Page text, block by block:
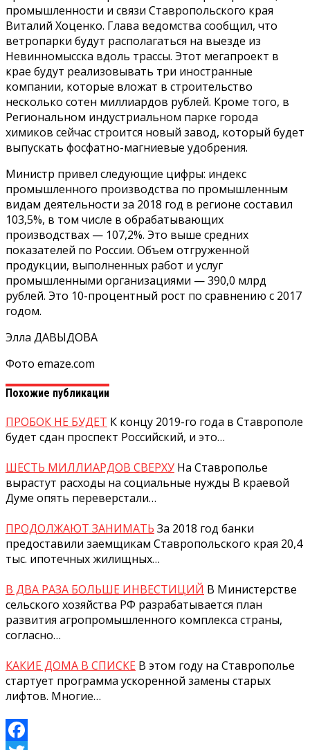
промышленности и связи Ставропольского края
Виталий Хоценко. Глава ведомства сообщил, что
ветропарки будут располагаться на выезде из
Невинномысска вдоль трассы. Этот мегапроект в
крае будут реализовывать три иностранные
компании, которые вложат в строительство
несколько сотен миллиардов рублей. Кроме того, в
Региональном индустриальном парке города
химиков сейчас строится новый завод, который будет
выпускать фосфатно-магниевые удобрения.
Министр привел следующие цифры: индекс
промышленного производства по промышленным
видам деятельности за 2018 год в регионе составил
103,5%, в том числе в обрабатывающих
производствах — 107,2%. Это выше средних
показателей по России. Объем отгруженной
продукции, выполненных работ и услуг
промышленными организациями — 390,0 млрд
рублей. Это 10-процентный рост по сравнению с 2017
годом.
Элла ДАВЫДОВА
Фото emaze.com
Похожие публикации
ПРОБОК НЕ БУДЕТ К концу 2019-го года в Ставрополе
будет сдан проспект Российский, и это…
ШЕСТЬ МИЛЛИАРДОВ СВЕРХУ На Ставрополье
вырастут расходы на социальные нужды В краевой
Думе опять переверстали…
ПРОДОЛЖАЮТ ЗАНИМАТЬ За 2018 год банки
предоставили заемщикам Ставропольского края 20,4
тыс. ипотечных жилищных…
В ДВА РАЗА БОЛЬШЕ ИНВЕСТИЦИЙ В Министерстве
сельского хозяйства РФ разрабатывается план
развития агропромышленного комплекса страны,
согласно…
КАКИЕ ДОМА В СПИСКЕ В этом году на Ставрополье
стартует программа ускоренной замены старых
лифтов. Многие…